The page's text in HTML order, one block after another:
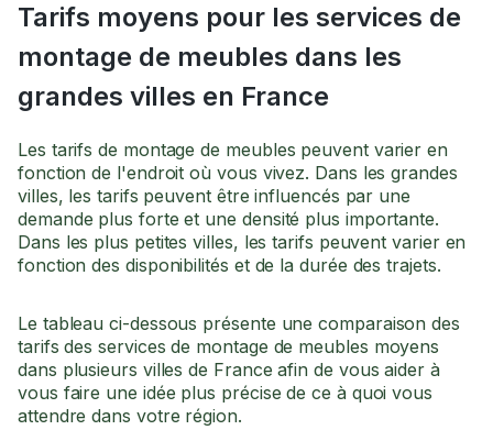
Tarifs moyens pour les services de
montage de meubles dans les
grandes villes en France
Les tarifs de montage de meubles peuvent varier en
fonction de l'endroit où vous vivez. Dans les grandes
villes, les tarifs peuvent être influencés par une
demande plus forte et une densité plus importante.
Dans les plus petites villes, les tarifs peuvent varier en
fonction des disponibilités et de la durée des trajets.
Le tableau ci-dessous présente une comparaison des
tarifs des services de montage de meubles moyens
dans plusieurs villes de France afin de vous aider à
vous faire une idée plus précise de ce à quoi vous
attendre dans votre région.